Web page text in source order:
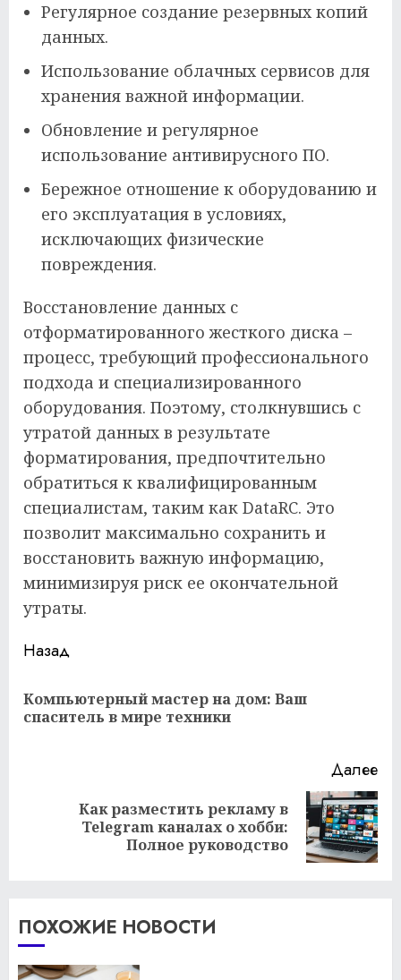
Регулярное создание резервных копий
данных.
Использование облачных сервисов для
хранения важной информации.
Обновление и регулярное
использование антивирусного ПО.
Бережное отношение к оборудованию и
его эксплуатация в условиях,
исключающих физические
повреждения.
Восстановление данных с
отформатированного жесткого диска –
процесс, требующий профессионального
подхода и специализированного
оборудования. Поэтому, столкнувшись с
утратой данных в результате
форматирования, предпочтительно
обратиться к квалифицированным
специалистам, таким как DataRC. Это
позволит максимально сохранить и
восстановить важную информацию,
минимизируя риск ее окончательной
утраты.
Продолжить
чтение
Назад
Компьютерный мастер на дом: Ваш
спаситель в мире техники
Далее
Следующая
Как разместить рекламу в
Telegram каналах о хобби:
Полное руководство
ПОХОЖИЕ НОВОСТИ